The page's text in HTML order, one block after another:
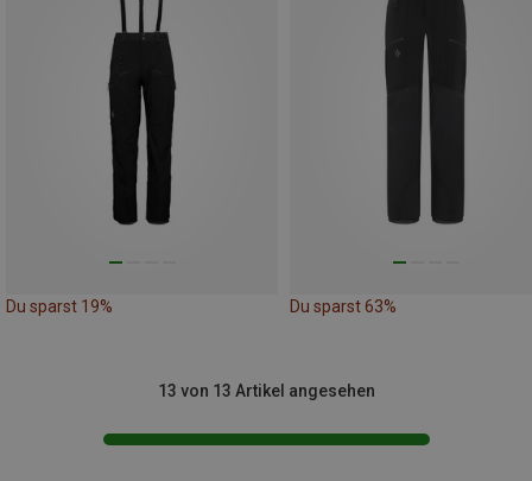
Du sparst 19% Du sparst 63%
13 von 13 Artikel angesehen